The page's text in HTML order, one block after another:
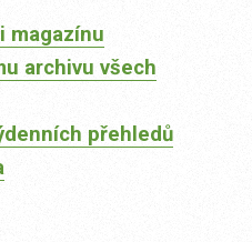
magazínu
archivu všech
přehledů